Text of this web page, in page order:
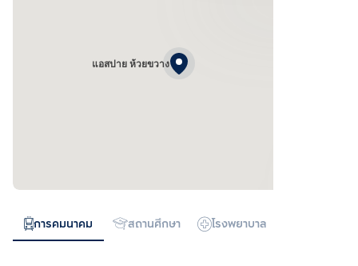
แอสปาย ห้วยขวาง
การคมนาคม สถานศึกษา โรงพยาบาล